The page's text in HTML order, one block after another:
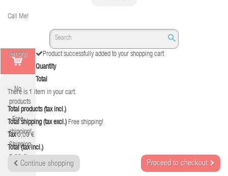
Call Me!
(empty)
No
products
Free
shipping!
Shipping
0,00 €
Product successfully added to your shopping cart
Quantity
Total
There is 1 item in your cart.
Total products (tax incl.)
Total shipping (tax excl.) Free shipping!
Tax 0,00 €
Total (tax incl.)
Continue shopping Proceed to checkout